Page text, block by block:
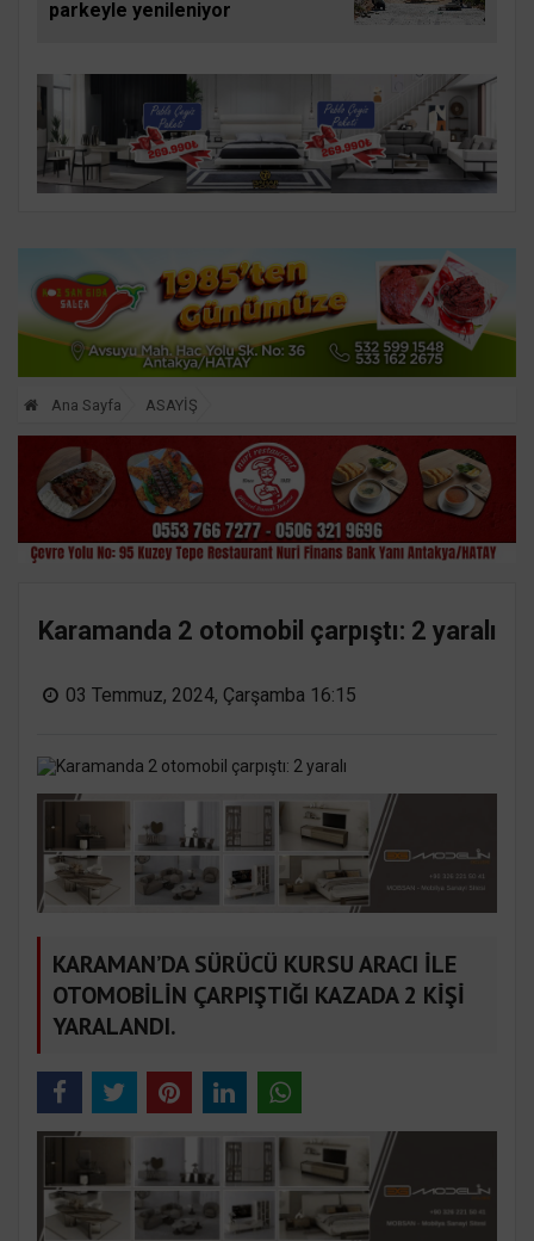
parkeyle yenileniyor
Ana Sayfa ASAYİŞ
Karamanda 2 otomobil çarpıştı: 2 yaralı
03 Temmuz, 2024, Çarşamba 16:15
KARAMAN’DA SÜRÜCÜ KURSU ARACI İLE
OTOMOBİLİN ÇARPIŞTIĞI KAZADA 2 KİŞİ
YARALANDI.